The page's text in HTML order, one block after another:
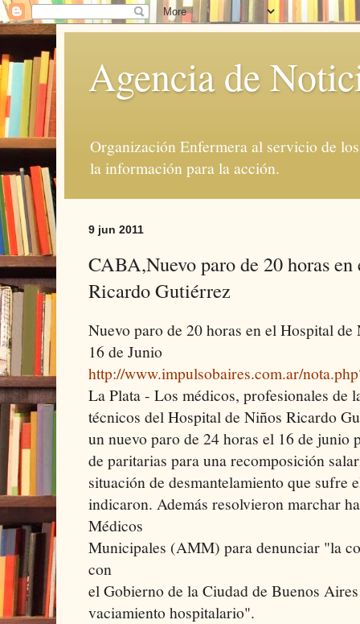
Agencia de
Organización Enfermera al servicio de
la información para la acción.
9 jun 2011
CABA,Nuevo paro de 20 horas
Ricardo Gutiérrez
Nuevo paro de 20 horas en el Hospital
16 de Junio
http://www.impulsobaires.com.ar/
La Plata - Los médicos, profesionales de
técnicos del Hospital de Niños Ricardo
un nuevo paro de 24 horas el 16 de junio
de paritarias para una recomposición
situación de desmantelamiento que sufre
indicaron. Además resolvieron marchar
Médicos
Municipales (AMM) para denunciar "la
con
el Gobierno de la Ciudad de Buenos
vaciamiento hospitalario".